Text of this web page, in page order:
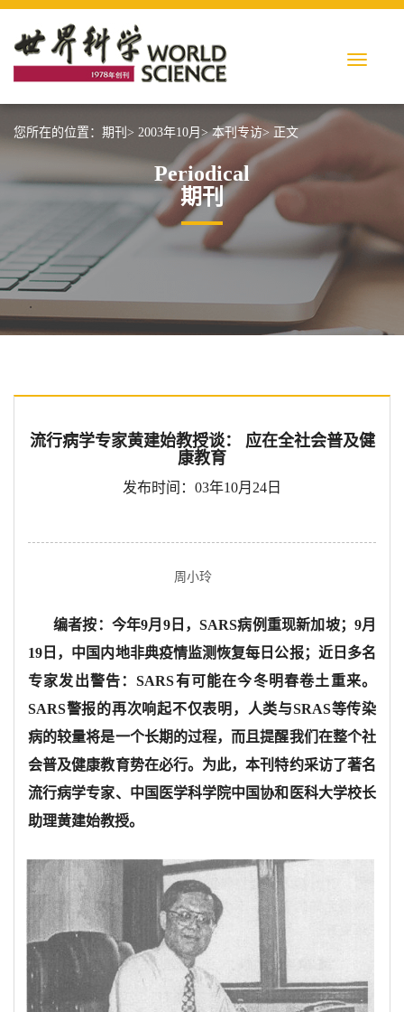
您所在的位置： 期刊> 2003年10月> 本刊专访> 正文
Periodical
期刊
流行病学专家黄建始教授谈： 应在全社会普及健
康教育
发布时间：03年10月24日
周小玲
编者按：今年9月9日，SARS病例重现新加坡；9月
19日，中国内地非典疫情监测恢复每日公报；近日多名
专家发出警告：SARS有可能在今冬明春卷土重来。
SARS警报的再次响起不仅表明，人类与SRAS等传染
病的较量将是一个长期的过程，而且提醒我们在整个社
会普及健康教育势在必行。为此，本刊特约采访了著名
流行病学专家、中国医学科学院中国协和医科大学校长
助理黄建始教授。